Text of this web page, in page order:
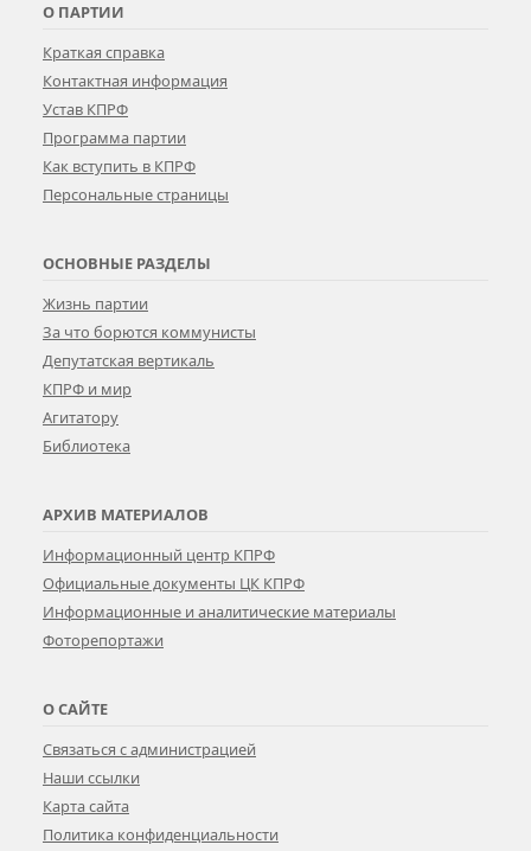
О ПАРТИИ
Краткая справка
Контактная информация
Устав КПРФ
Программа партии
Как вступить в КПРФ
Персональные страницы
ОСНОВНЫЕ РАЗДЕЛЫ
Жизнь партии
За что борются коммунисты
Депутатская вертикаль
КПРФ и мир
Агитатору
Библиотека
АРХИВ МАТЕРИАЛОВ
Информационный центр КПРФ
Официальные документы ЦК КПРФ
Информационные и аналитические материалы
Фоторепортажи
О САЙТЕ
Связаться с администрацией
Наши ссылки
Карта сайта
Политика конфиденциальности